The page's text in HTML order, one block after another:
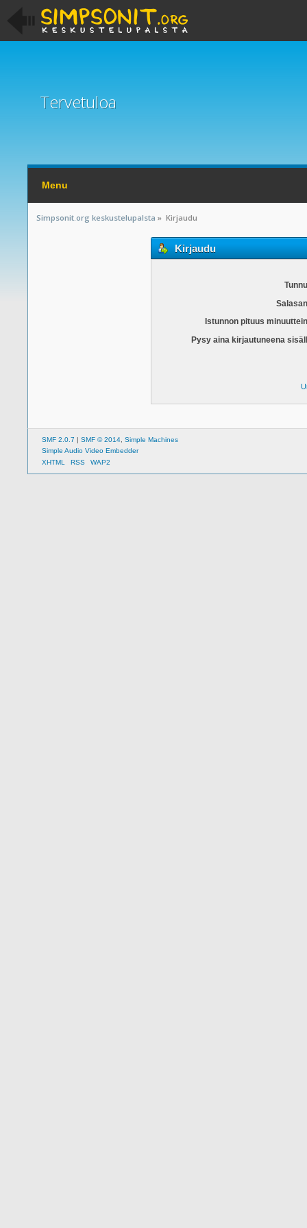
Tervetuloa
Menu
Simpsonit.org keskustelupalsta » Kirjaudu
Kirjaudu
Istunnon pituus
Pysy aina kirjautuneena
SMF 2.0.7 | SMF © 2014 Simple Machines
Simple Audio Video Embedder
XHTML
RSS WAP2